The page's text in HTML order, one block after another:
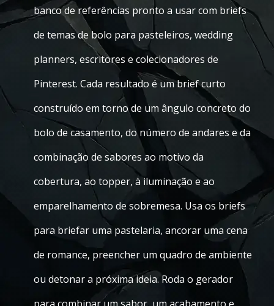
banco de referências pronto a usar com briefs
de temas de bolo para pasteleiros, wedding
planners, escritores e colecionadores de
Pinterest. Cada resultado é um brief curto
construído em torno de um ângulo concreto do
bolo de casamento, do número de andares e da
combinação de sabores ao motivo da
cobertura, ao topper, à iluminação e ao
emparelhamento de sobremesa. Usa os briefs
para briefar uma pastelaria, ancorar uma cena
de romance, preencher um quadro de ambiente
ou detonar a próxima ideia. Roda o gerador